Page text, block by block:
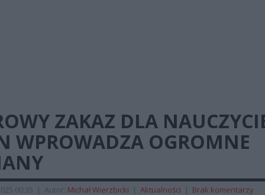
ZAKAZ DLA
WPROWADZA OGROMNE
00:35 | Autor: Michał Wierzbicki | Aktualności | Brak komentarzy